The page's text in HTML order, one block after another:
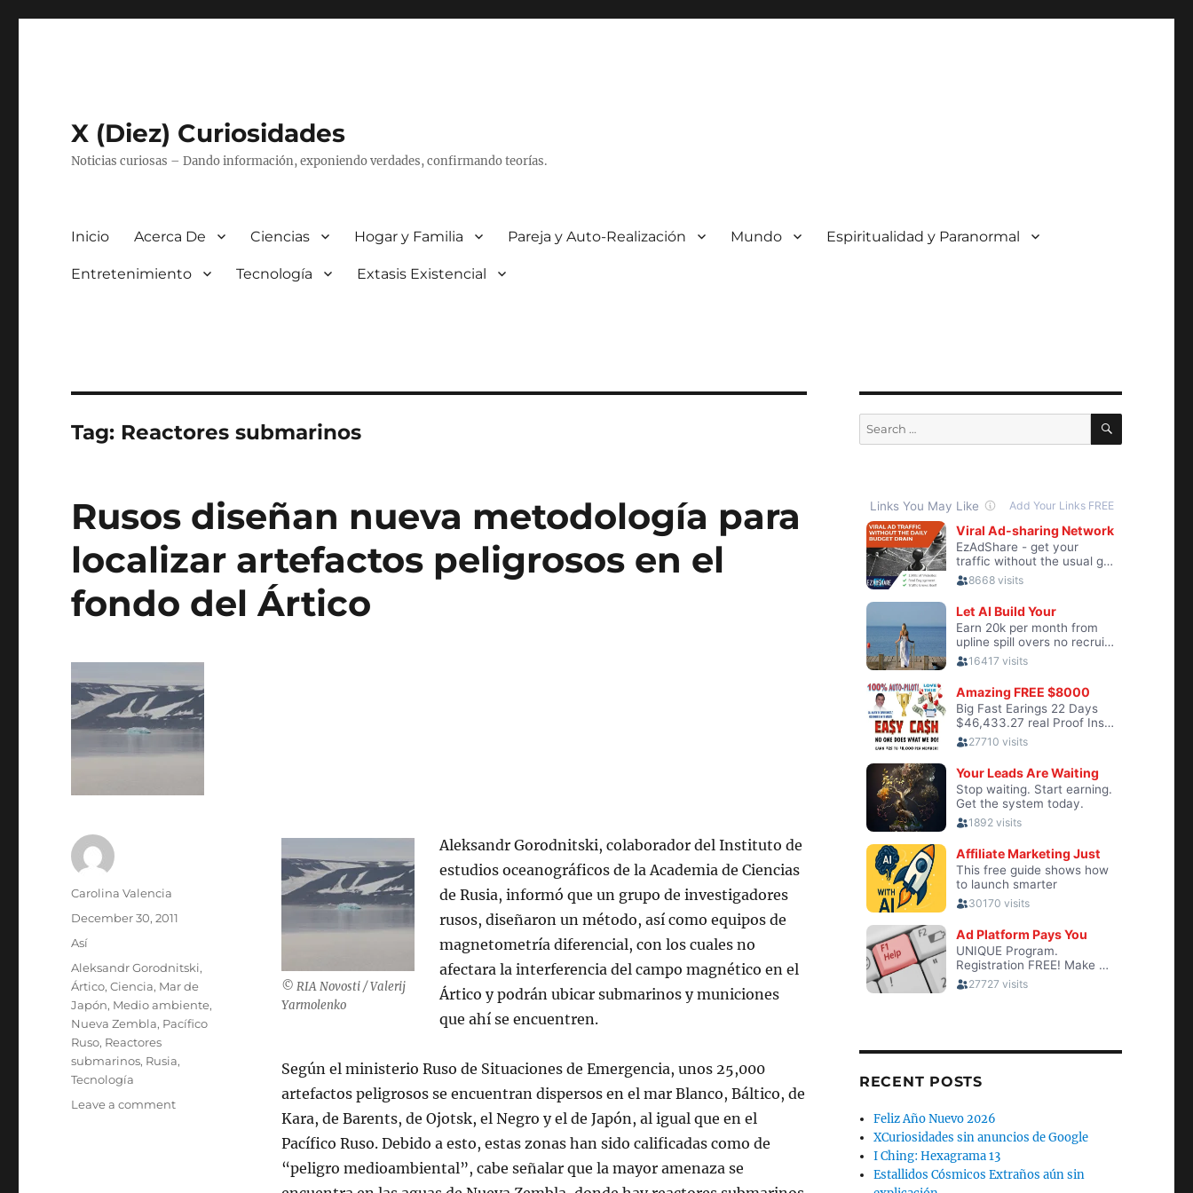
X (Diez) Curiosidades
Noticias curiosas – Dando información, exponiendo verdades, confirmando teorías.
Inicio Acerca De Ciencias Hogar y Familia Pareja y Auto-Realización Mundo Espiritualidad y Paranormal
Entretenimiento Tecnología Extasis Existencial
Tag: Reactores submarinos
Rusos diseñan nueva metodología para
localizar artefactos peligrosos en el
fondo del Ártico
© RIA Novosti / Valerij
Yarmolenko
Aleksandr Gorodnitski, colaborador del Instituto de
estudios oceanográficos de la Academia de Ciencias
de Rusia, informó que un grupo de investigadores
rusos, diseñaron un método, así como equipos de
magnetometría diferencial, con los cuales no
afectara la interferencia del campo magnético en el
Ártico y podrán ubicar submarinos y municiones
que ahí se encuentren.
Según el ministerio Ruso de Situaciones de Emergencia, unos 25,000
artefactos peligrosos se encuentran dispersos en el mar Blanco, Báltico, de
Kara, de Barents, de Ojotsk, el Negro y el de Japón, al igual que en el
Pacífico Ruso. Debido a esto, estas zonas han sido calificadas como de
“peligro medioambiental”, cabe señalar que la mayor amenaza se
Author
Carolina Valencia
Posted
December 30, 2011
Categories
Así
Tags
Aleksandr Gorodnitski,
Ártico,Ciencia, Mar de
Japón, Medio ambiente,
Nueva Zembla, Pacífico
Ruso, Reactores
submarinos, Rusia,
Tecnología
Leave a commenton
Search
for:
SEARCH
RECENT POSTS
Feliz Año Nuevo 2026
XCuriosidades sin anuncios de Google
I Ching: Hexagrama 13
Estallidos Cósmicos Extraños aún sin